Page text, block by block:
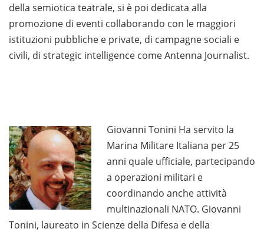
della semiotica teatrale, si è poi dedicata alla
promozione di eventi collaborando con le maggiori
istituzioni pubbliche e private, di campagne sociali e
civili, di strategic intelligence come Antenna Journalist.
Giovanni Tonini Ha servito la
Marina Militare Italiana per 25
anni quale ufficiale, partecipando
a operazioni militari e
coordinando anche attività
multinazionali NATO. Giovanni
Tonini, laureato in Scienze della Difesa e della